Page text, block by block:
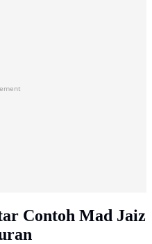
Contoh Mad Jaiz